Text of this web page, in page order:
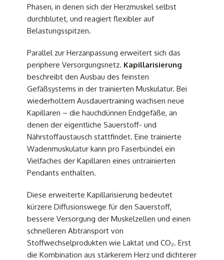
Phasen, in denen sich der Herzmuskel selbst
durchblutet, und reagiert flexibler auf
Belastungsspitzen.
Parallel zur Herzanpassung erweitert sich das
periphere Versorgungsnetz. Kapillarisierung
beschreibt den Ausbau des feinsten
Gefäßsystems in der trainierten Muskulatur. Bei
wiederholtem Ausdauertraining wachsen neue
Kapillaren – die hauchdünnen Endgefäße, an
denen der eigentliche Sauerstoff- und
Nährstoffaustausch stattfindet. Eine trainierte
Wadenmuskulatur kann pro Faserbündel ein
Vielfaches der Kapillaren eines untrainierten
Pendants enthalten.
Diese erweiterte Kapillarisierung bedeutet
kürzere Diffusionswege für den Sauerstoff,
bessere Versorgung der Muskelzellen und einen
schnelleren Abtransport von
Stoffwechselprodukten wie Laktat und CO₂. Erst
die Kombination aus stärkerem Herz und dichterer